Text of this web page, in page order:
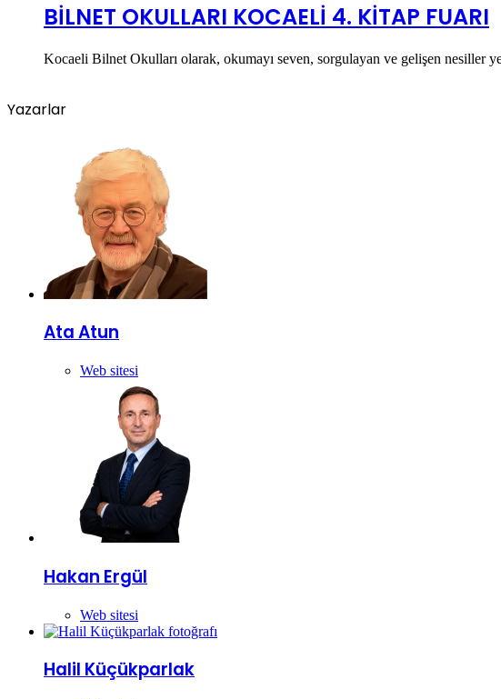
BİLNET OKULLARI KOCAELİ 4. KİTAP FUARI
Kocaeli Bilnet Okulları olarak, okumayı seven, sorgulayan ve gelişen nesiller
Yazarlar
Ata Atun
Web sitesi
Hakan Ergül
Web sitesi
Halil Küçükparlak